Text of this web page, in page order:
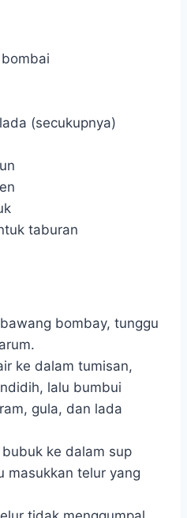
(secukupnya)
taburan
bombay, tunggu
ke dalam tumisan,
lalu bumbui
gula, dan lada
ke dalam sup
masukkan telur yang